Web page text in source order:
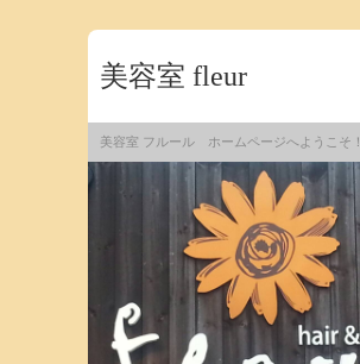
美容室 fleur
美容室 フルール ホームページへようこそ！